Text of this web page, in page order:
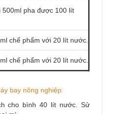
500ml pha được 100 lít
chế phẩm với 20 lít nước.
chế phẩm với 20 lít nước.
bay nông nghiệp:
cho bình 40 lít nước. Sử